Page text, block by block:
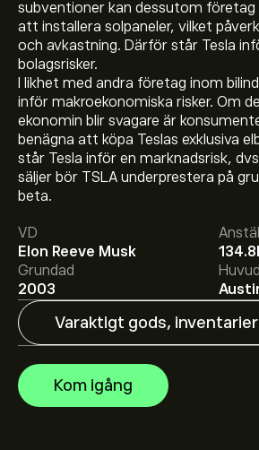
subventioner kan dessutom företag
att installera solpaneler, vilket
och avkastning. Därför står Tesla
bolagsrisker.
I likhet med andra företag inom
inför makroekonomiska risker. Om
ekonomin blir svagare är
benägna att köpa Teslas exklusiva
står Tesla inför en marknadsrisk,
säljer bör TSLA underprestera på
beta.
VD
Elon Reeve Musk
Grundad
2003
Varaktigt gods, inventarier
Kom igång
Aktiekursen live för TSLA är
Det genomsnittliga kursmålet för
328.58‎$‎.
hos eToro
prisprognoser och kursmål från
aktieanalytiker.
Aktieanalytiker erbjuder
Inc. baserat på marknadstrender,
och förväntad tillväxt. Se den
framtida prisrörelser.
Börsvärdet för Tesla Motors, Inc. är